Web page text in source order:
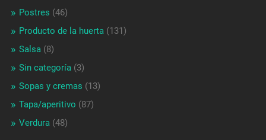
Postres (46)
Producto de la huerta(131)
Salsa(8)
Sin categoría(3)
Sopas y cremas (13)
Tapa/aperitivo (87)
Verdura(48)